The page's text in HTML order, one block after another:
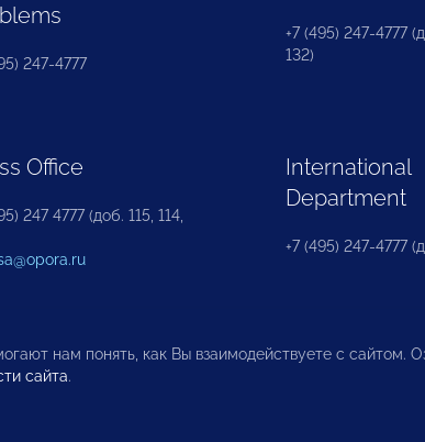
247-4777
+7 (495) 247-4777
132)
Office
247 4777 (доб. 115, 114,
International
Department
+7 (495) 247-4777
нам понять, как Вы взаимодействуете с сайтом.
сайта.